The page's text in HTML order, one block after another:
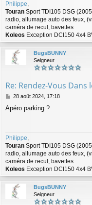
e
Philippe,
Touran Sport TDI105 DSG
radio, allumage auto des feux,
caméra de recul, bavettes
Koleos Exception DCI150 4x4
BugsBUNNY
Seigneur
Re: Rendez-Vous
M
s
e
28 août 2024, 17:18
Apéro parking ?
Philippe,
Touran Sport TDI105 DSG
radio, allumage auto des feux,
caméra de recul, bavettes
Koleos Exception DCI150 4x4
BugsBUNNY
Seigneur